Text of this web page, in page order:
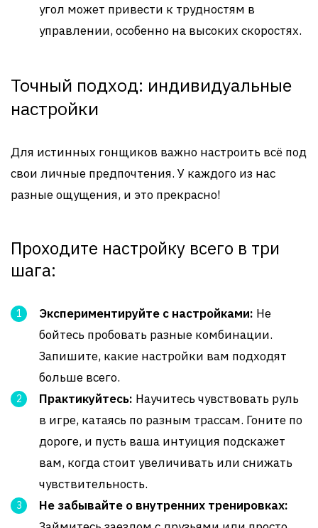
угол может привести к трудностям в
управлении, особенно на высоких скоростях.
Точный подход: индивидуальные
настройки
Для истинных гонщиков важно настроить всё под
свои личные предпочтения. У каждого из нас
разные ощущения, и это прекрасно!
Проходите настройку всего в три
шага:
Экспериментируйте с настройками: Не
бойтесь пробовать разные комбинации.
Запишите, какие настройки вам подходят
больше всего.
Практикуйтесь: Научитесь чувствовать руль
в игре, катаясь по разным трассам. Гоните по
дороге, и пусть ваша интуиция подскажет
вам, когда стоит увеличивать или снижать
чувствительность.
Не забывайте о внутренних тренировках: